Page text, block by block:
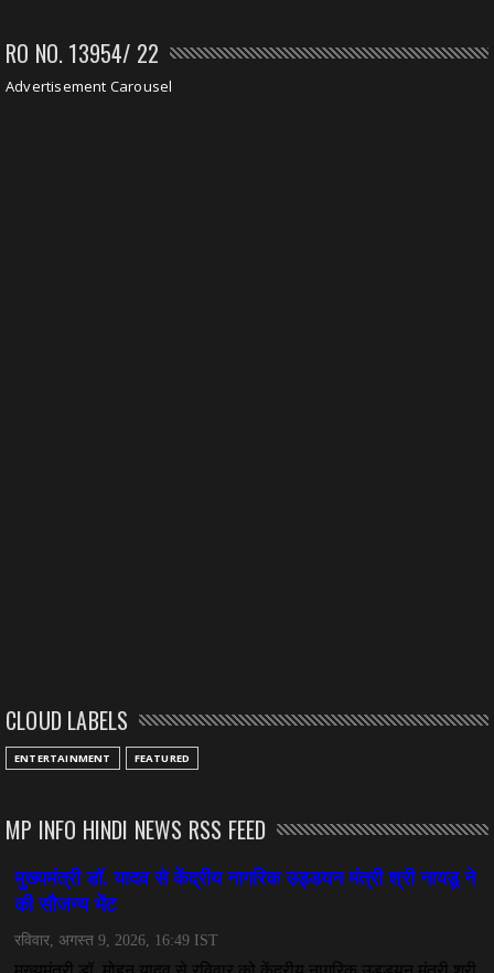
RO NO. 13954/ 22
Advertisement Carousel
CLOUD LABELS
ENTERTAINMENT FEATURED
MP INFO HINDI NEWS RSS FEED